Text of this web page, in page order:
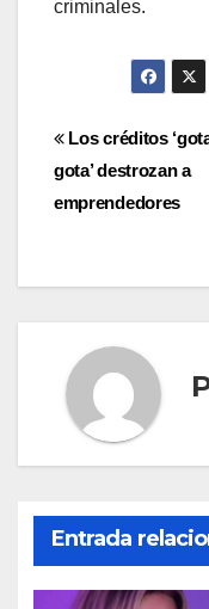
criminales.
de
Los créditos
gota’ destrozan a
emprendedores
Entrada